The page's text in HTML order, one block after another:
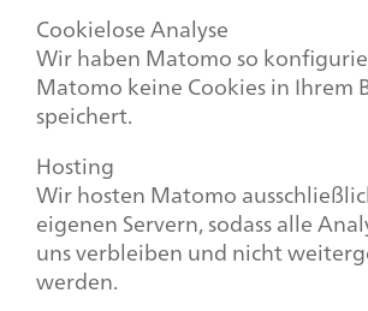
Cookielose Analyse
Wir haben Matomo so
Matomo keine Cookies in Ihrem
speichert.
Hosting
Wir hosten Matomo
eigenen Servern, sodass alle
uns verbleiben und nicht
werden.